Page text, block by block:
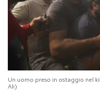
Un uomo preso in ostaggio nel
Ali)